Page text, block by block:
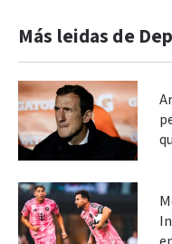
Más leidas de